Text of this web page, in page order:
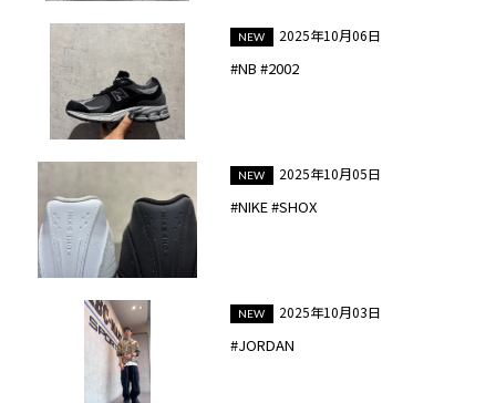
2025年10月06日
#NB #2002
2025年10月05日
#NIKE #SHOX
2025年10月03日
#JORDAN